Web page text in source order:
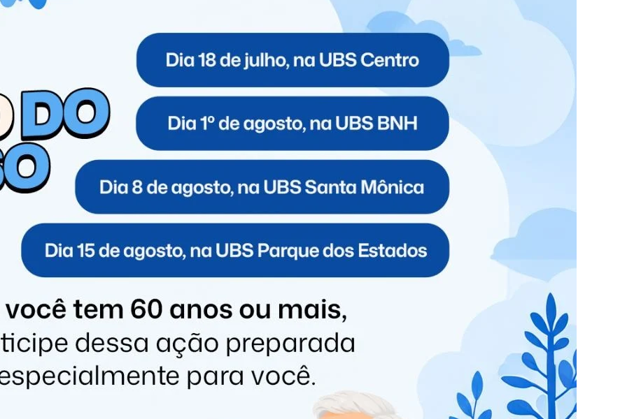
um tio, mas no momento do acidente os familiares
solto e sem coleira. O filho do casal presencia o
a família caminhante pela calçada por volta das
pug misturada com vira-lata.
rua e o animal também cruza, retornando logo depois
o relato, um veículo que aparenta ser um
a cadela, embora as imagens não mostrem
prestar socorro. Câmeras de segurança
ouvir os gritos do animal.
o veículo podem ser repassadas à Polícia Militar pelo
Denúncia 181.